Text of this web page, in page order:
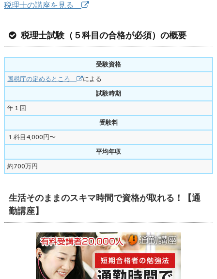
税理士の講座を見る
税理士試験（５科目の合格が必須）の概要
受験資格
国税庁の定めるところ
による
試験時期
年１回
受験料
１科目4,000円〜
平均年収
約700万円
生活そのままのスキマ時間で資格が取れる！【通
勤講座】